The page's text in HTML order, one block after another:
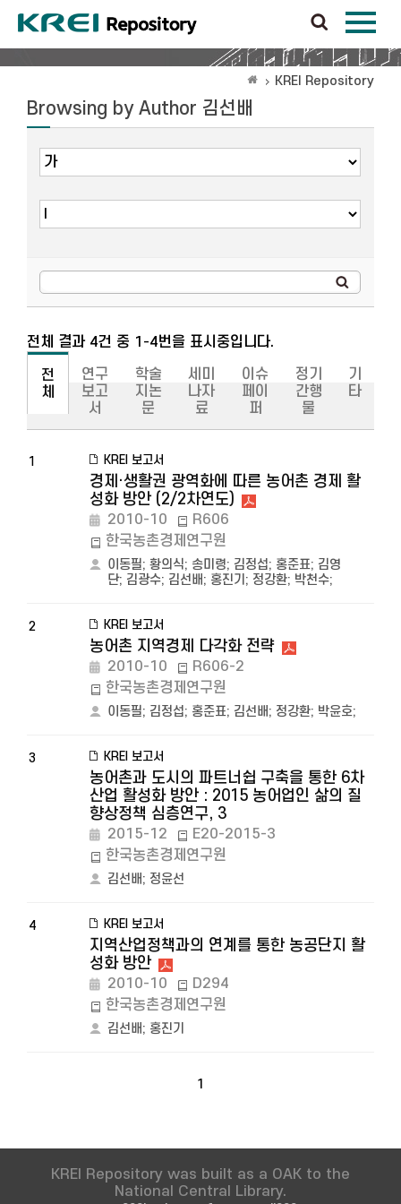
KREI Repository
Browsing by Author 김선배
전체 결과 4건 중 1-4번을 표시중입니다.
전
체
연구
보고
서
학술
지논
문
세미
나자
료
이슈
페이
퍼
정기
간행
물
기
타
1 KREI 보고서
경제·생활권 광역화에 따른 농어촌 경제 활
성화 방안 (2/2차연도)
2010-10
R606
한국농촌경제연구원
이동필; 황의식; 송미령; 김정섭; 홍준표; 김영
단; 김광수; 김선배; 홍진기 ; 정강환; 박천수;
2 KREI 보고서
농어촌 지역경제 다각화 전략
2010-10
R606-2
한국농촌경제연구원
이동필; 김정섭; 홍준표; 김선배; 정강환; 박윤호;
3 KREI 보고서
농어촌과 도시의 파트너쉽 구축을 통한 6차
산업 활성화 방안 : 2015 농어업인 삶의 질
향상정책 심층연구, 3
2015-12
E20-2015-3
한국농촌경제연구원
김선배; 정윤선
4 KREI 보고서
지역산업정책과의 연계를 통한 농공단지 활
성화 방안
2010-10
D294
한국농촌경제연구원
김선배; 홍진기
1
KREI Repository was built as a OAK to the
National Central Library.